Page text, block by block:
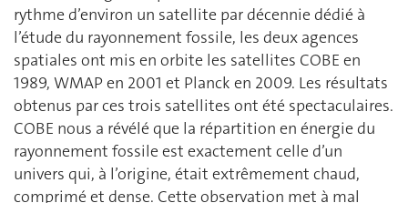
rythme d’environ un satellite par décennie dédié à
l’étude du rayonnement fossile, les deux agences
spatiales ont mis en orbite les satellites COBE en
1989, WMAP en 2001 et Planck en 2009. Les résultats
obtenus par ces trois satellites ont été spectaculaires.
COBE nous a révélé que la répartition en énergie du
rayonnement fossile est exactement celle d’un
univers qui, à l’origine, était extrêmement chaud,
comprimé et dense. Cette observation met à mal